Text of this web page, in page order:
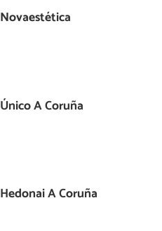
Novaestética
Único A Coruña
Hedonai A Coruña